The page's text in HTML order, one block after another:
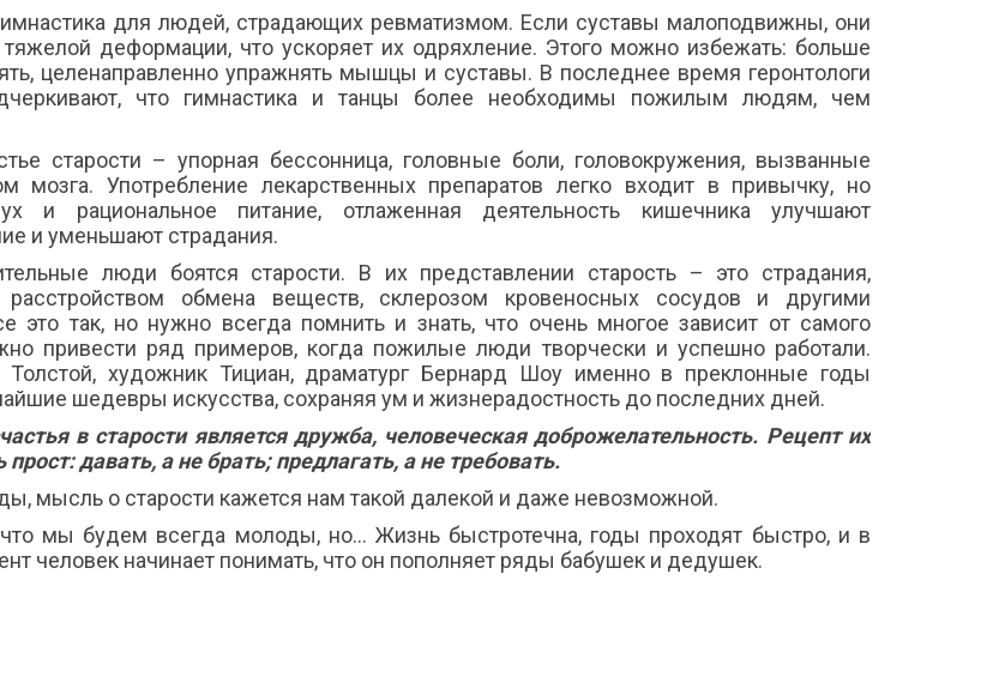
для людей, страдающих ревматизмом. Если суставы малоподвижны, они
тяжелой деформации, что ускоряет их одряхление. Этого можно избежать: больше
целенаправленно упражнять мышцы и суставы. В последнее время геронтологи
что гимнастика и танцы более необходимы пожилым людям, чем
старости – упорная бессонница, головные боли, головокружения, вызванные
мозга. Употребление лекарственных препаратов легко входит в привычку, но
и рациональное питание, отлаженная деятельность кишечника улучшают
и уменьшают страдания.
люди боятся старости. В их представлении старость – это страдания,
расстройством обмена веществ, склерозом кровеносных сосудов и другими
это так, но нужно всегда помнить и знать, что очень многое зависит от самого
привести ряд примеров, когда пожилые люди творчески и успешно работали.
Толстой, художник Тициан, драматург Бернард Шоу именно в преклонные годы
шедевры искусства, сохраняя ум и жизнерадостность до последних дней.
в старости является дружба, человеческая доброжелательность. Рецепт их
прост: давать, а не брать; предлагать, а не требовать.
мысль о старости кажется нам такой далекой и даже невозможной.
мы будем всегда молоды, но... Жизнь быстротечна, годы проходят быстро, и в
человек начинает понимать, что он пополняет ряды бабушек и дедушек.